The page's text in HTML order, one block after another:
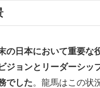
の日本において重要な
ジョンとリーダーシッ
でした。龍馬はこの状